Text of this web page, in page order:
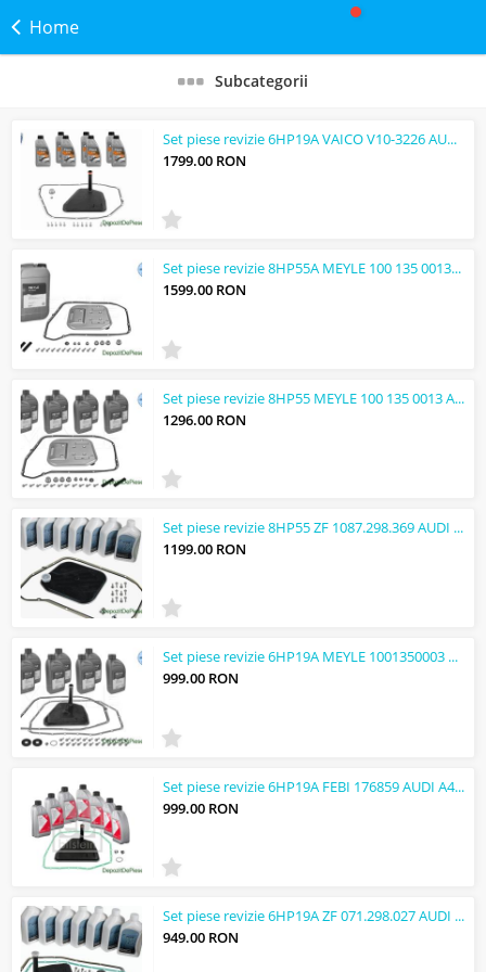
Home
Subcategorii
Set piese revizie 6HP19A VAICO V10-3226 AUDI A4(B7) A6(C6) A4(B6) A8(D3) A6(C6) ...
1799.00 RON
Set piese revizie 8HP55A MEYLE 100 135 0013/XK AUDI Q7 A5 Q5 SQ5 A8 S8 A7 RS7 S7...
1599.00 RON
Set piese revizie 8HP55 MEYLE 100 135 0013 AUDI Q7 A5 Q5 SQ5 A8 S8 A7 RS7 S7 A6 ...
1296.00 RON
Set piese revizie 8HP55 ZF 1087.298.369 AUDI Q7 A5 Q5 SQ5 A8 S8 A7 RS7 S7 A6 RS6...
1199.00 RON
Set piese revizie 6HP19A MEYLE 1001350003 AUDI A4(B7) A6(C6) A4(B6) A8(D3) A6(C6...
999.00 RON
Set piese revizie 6HP19A FEBI 176859 AUDI A4(B7) A6(C6) A4(B6) A8(D3) A6(C6) PHA...
999.00 RON
Set piese revizie 6HP19A ZF 071.298.027 AUDI A4(B7) A6(C6) A4(B6) A8(D3) A6(C6) ...
949.00 RON